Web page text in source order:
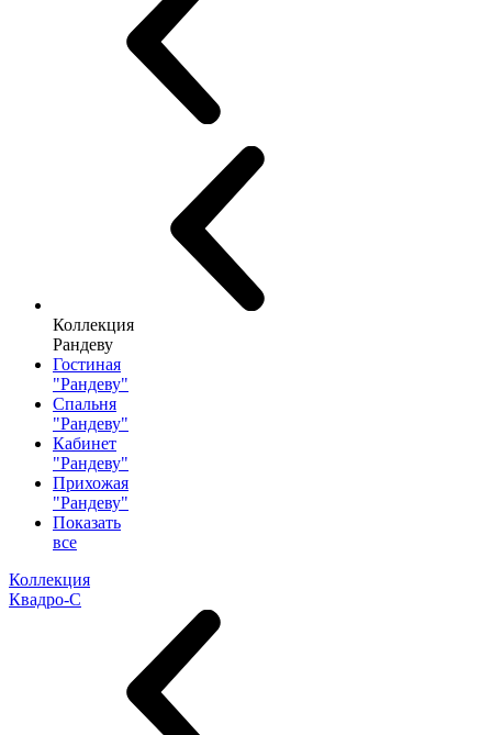
Коллекция
Рандеву
Гостиная
"Рандеву"
Спальня
"Рандеву"
Кабинет
"Рандеву"
Прихожая
"Рандеву"
Показать
все
Коллекция
Квадро-С